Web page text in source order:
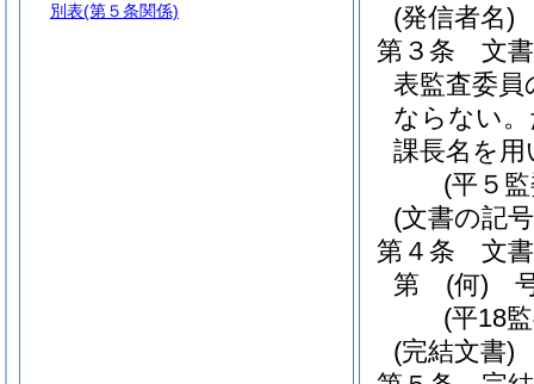
(発信者名)
第３条
文
表監査委
ならない。
課長名を
(平５
(文書の記
第４条
文
第 (何)
(平18
(完結文書)
別表(第５条関係)